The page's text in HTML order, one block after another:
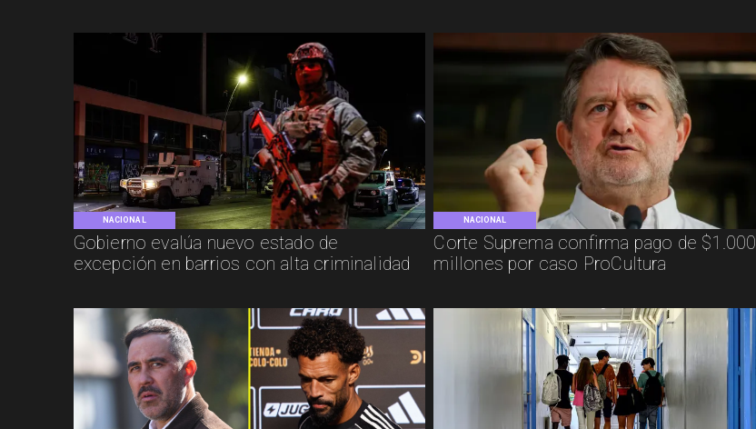
NACIONAL
Gobierno evalúa nuevo estado de
excepción en barrios con alta criminalidad
NACIONAL
Corte Suprema confirma pago de $1.000
millones por caso ProCultura